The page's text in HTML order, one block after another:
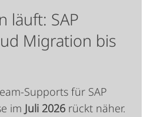
läuft: SAP
Migration bis
Supports für SAP
im Juli 2026 rückt näher.